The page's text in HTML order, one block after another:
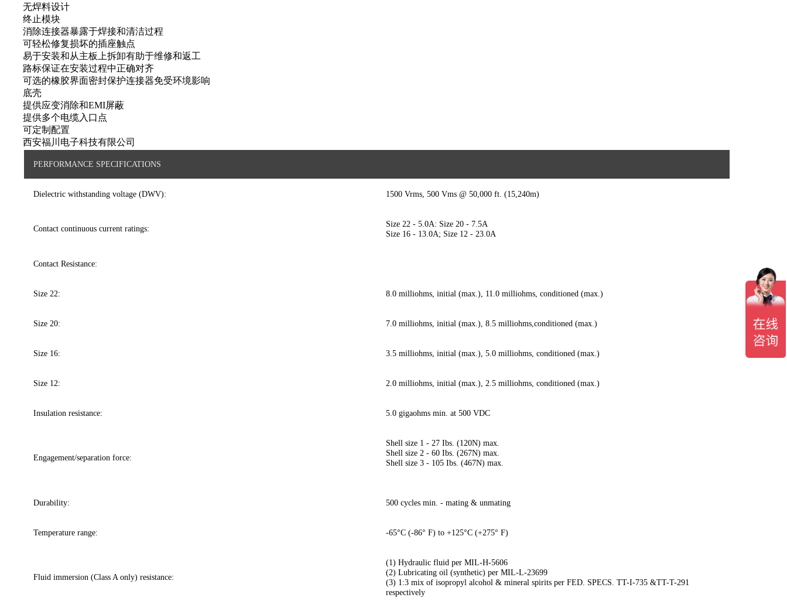
无焊料设计
终止模块
消除连接器暴露于焊接和清洁过程
可轻松修复损坏的插座触点
易于安装和从主板上拆卸有助于维修和返工
路标保证在安装过程中正确对齐
可选的橡胶界面密封保护连接器免受环境影响
底壳
提供应变消除和EMI屏蔽
提供多个电缆入口点
可定制配置
西安福川电子科技有限公司
PERFORMANCE SPECIFICATIONS
Dielectric withstanding voltage (DWV): 1500 Vrms, 500 Vms @ 50,000 ft. (15,240m)
Contact continuous current ratings:
Size 22 - 5.0A: Size 20 - 7.5A
Size 16 - 13.0A; Size 12 - 23.0A
Contact Resistance:
Size 22: 8.0 milliohms, initial (max.), 11.0 milliohms, conditioned (max.)
Size 20: 7.0 milliohms, initial (max.), 8.5 milliohms,conditioned (max.)
Size 16: 3.5 milliohms, initial (max.), 5.0 milliohms, conditioned (max.)
Size 12: 2.0 milliohms, initial (max.), 2.5 milliohms, conditioned (max.)
Insulation resistance: 5.0 gigaohms min. at 500 VDC
Engagement/separation force:
Shell size 1 - 27 Ibs. (120N) max.
Shell size 2 - 60 Ibs. (267N) max.
Shell size 3 - 105 Ibs. (467N) max.
Durability: 500 cycles min. - mating & unmating
Temperature range: -65°C (-86° F) to +125°C (+275° F)
Fluid immersion (Class A only) resistance:
(1) Hydraulic fluid per MIL-H-5606
(2) Lubricating oil (synthetic) per MIL-L-23699
(3) 1:3 mix of isopropyl alcohol & mineral spirits per FED. SPECS. TT-I-735 &TT-T-291
respectively